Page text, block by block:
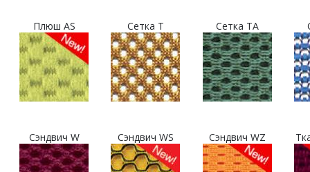
Плюш AS Сетка T Сетка TA
Сэндвич W Сэндвич WS Сэндвич WZ